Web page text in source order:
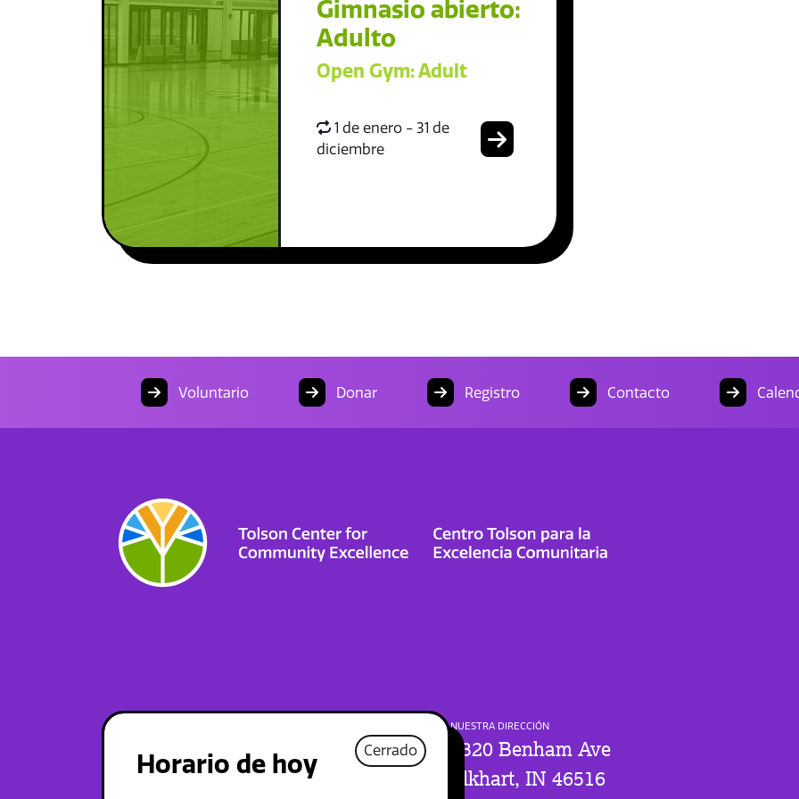
Gimnasio abierto:
Adulto
Open Gym: Adult
1 de enero - 31 de
diciembre
Voluntario Donar Registro Contacto
Horario de hoy Cerrado
NUESTRA DIRECCIÓN
1320 Benham Ave
Elkhart, IN 46516